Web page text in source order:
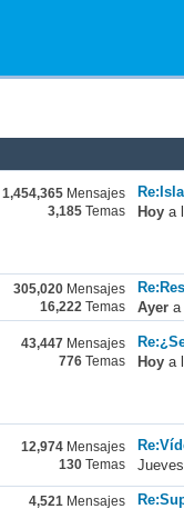
1,454,365 Mensajes
3,185 Temas
Hoy a
305,020 Mensajes
16,222 Temas
Ayer a
43,447 Mensajes
776 Temas
Hoy a
12,974 Mensajes
130 Temas
4,521 Mensajes